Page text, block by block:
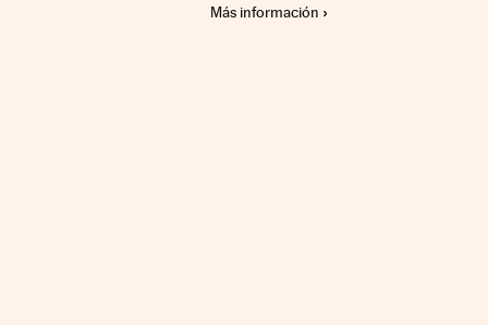
Más información